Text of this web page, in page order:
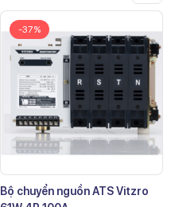
-37%
Bộ chuyển nguồn ATS Vitzro